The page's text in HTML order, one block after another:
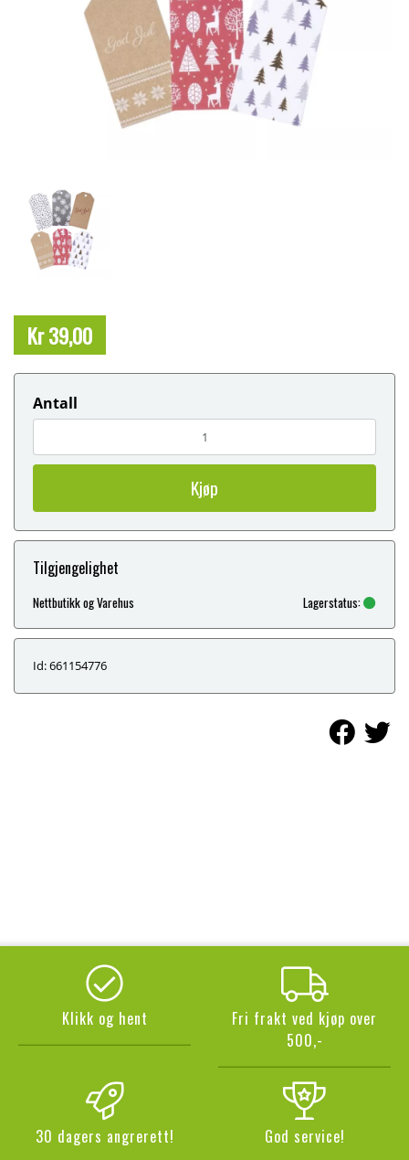
Kr 39,00
Antall
Kjøp
Tilgjengelighet
Nettbutikk og Varehus Lagerstatus:
Id: 661154776
Klikk og hent
Fri frakt ved kjøp over
500,-
30 dagers angrerett! God service!